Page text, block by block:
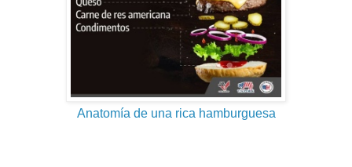
Anatomía de una rica hamburguesa